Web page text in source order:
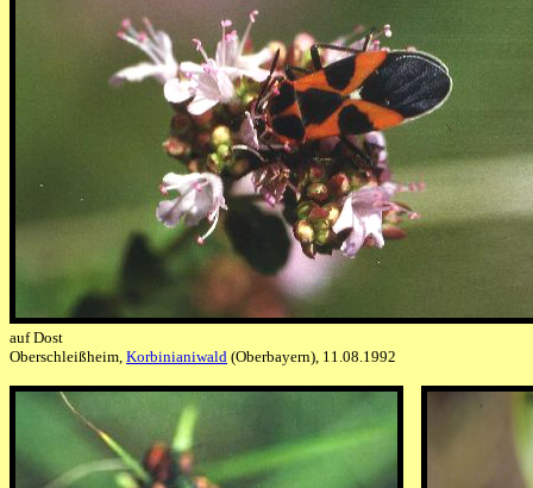
auf Dost
Oberschleißheim, Korbinianiwald (Oberbayern), 11.08.1992